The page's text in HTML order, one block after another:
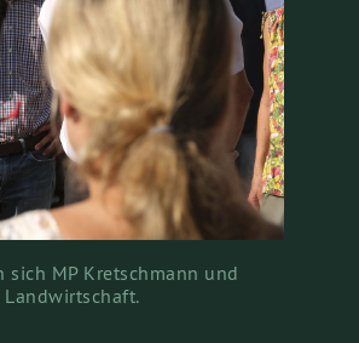
MP Kretschmann und